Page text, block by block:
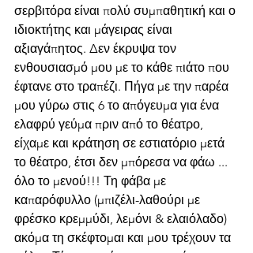
σερβιτόρα είναι πολύ συμπαθητική και ο
ιδιοκτήτης και μάγειρας είναι
αξιαγάπητος. Δεν έκρυψα τον
ενθουσιασμό μου με το κάθε πιάτο που
έφτανε στο τραπέζι. Πήγα με την παρέα
μου γύρω στις 6 το απόγευμα για ένα
ελαφρύ γεύμα πριν από το θέατρο,
είχαμε και κράτηση σε εστιατόριο μετά
το θέατρο, έτσι δεν μπόρεσα να φάω ...
όλο το μενού!!! Τη φάβα με
καπαρόφυλλο (μπιζέλι-λαθούρι με
φρέσκο κρεμμύδι, λεμόνι & ελαιόλαδο)
ακόμα τη σκέφτομαι και μου τρέχουν τα